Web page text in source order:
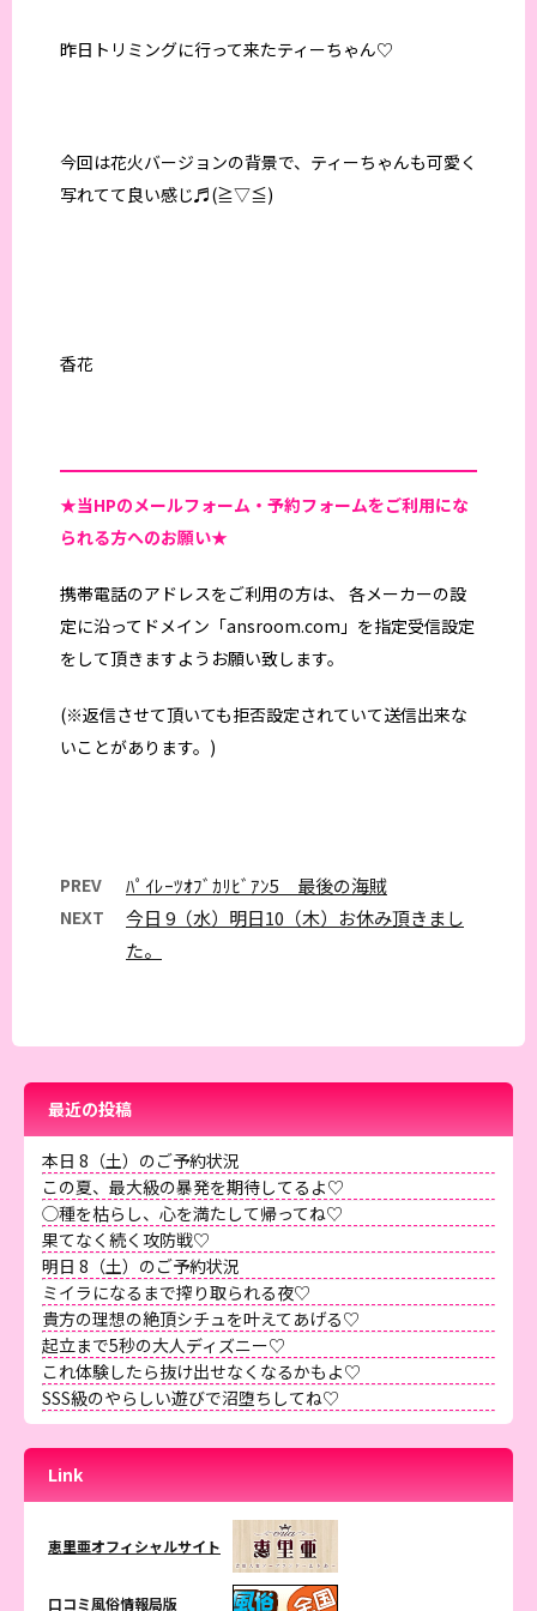
昨日トリミングに行って来たティーちゃん♡
今回は花火バージョンの背景で、ティーちゃんも可愛く
写れてて良い感じ♬(≧▽≦)
香花
★当HPのメールフォーム・予約フォームをご利用にな
られる方へのお願い★
携帯電話のアドレスをご利用の方は、 各メーカーの設
定に沿ってドメイン「ansroom.com」を指定受信設定
をして頂きますようお願い致します。
(※返信させて頂いても拒否設定されていて送信出来な
いことがあります。)
PREV ﾊﾟｲﾚｰﾂｵﾌﾞｶﾘﾋﾞｱﾝ5 最後の海賊
NEXT
今日 9（水）明日10（木）お休み頂きまし
た。
最近の投稿
本日 8（土）のご予約状況
この夏、最大級の暴発を期待してるよ♡
◯種を枯らし、心を満たして帰ってね♡
果てなく続く攻防戦♡
明日 8（土）のご予約状況
ミイラになるまで搾り取られる夜♡
貴方の理想の絶頂シチュを叶えてあげる♡
起立まで5秒の大人ディズニー♡
これ体験したら抜け出せなくなるかもよ♡
SSS級のやらしい遊びで沼堕ちしてね♡
Link
恵里亜オフィシャルサイト
口コミ風俗情報局版